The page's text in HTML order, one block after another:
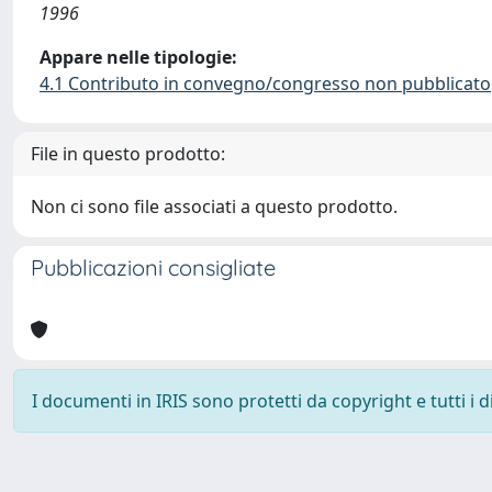
1996
Appare nelle tipologie:
4.1 Contributo in convegno/congresso non pubblicato
File in questo prodotto:
Non ci sono file associati a questo prodotto.
Pubblicazioni consigliate
I documenti in IRIS sono protetti da copyright e tutti i